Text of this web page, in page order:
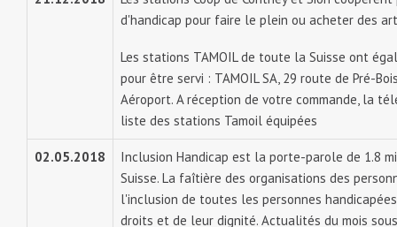
d'handicap pour faire le plein ou acheter des
Les stations TAMOIL de toute la Suisse ont
pour être servi : TAMOIL SA, 29 route de Pré-
Aéroport. A réception de votre commande, la
liste des stations Tamoil équipées
02.05.2018
Inclusion Handicap est la porte-parole de 1.8
Suisse. La faîtière des organisations des
l'inclusion de toutes les personnes
droits et de leur dignité. Actualités du mois